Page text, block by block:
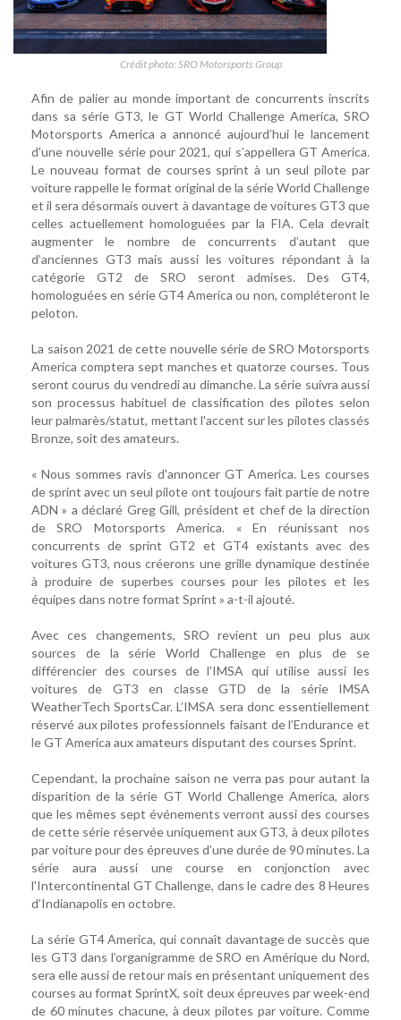
Crédit photo: SRO Motorsports Group
Afin de palier au monde important de concurrents inscrits
dans sa série GT3, le GT World Challenge America, SRO
Motorsports America a annoncé aujourd’hui le lancement
d'une nouvelle série pour 2021, qui s’appellera GT America.
Le nouveau format de courses sprint à un seul pilote par
voiture rappelle le format original de la série World Challenge
et il sera désormais ouvert à davantage de voitures GT3 que
celles actuellement homologuées par la FIA. Cela devrait
augmenter le nombre de concurrents d’autant que
d’anciennes GT3 mais aussi les voitures répondant à la
catégorie GT2 de SRO seront admises. Des GT4,
homologuées en série GT4 America ou non, compléteront le
peloton.
La saison 2021 de cette nouvelle série de SRO Motorsports
America comptera sept manches et quatorze courses. Tous
seront courus du vendredi au dimanche. La série suivra aussi
son processus habituel de classification des pilotes selon
leur palmarès/statut, mettant l'accent sur les pilotes classés
Bronze, soit des amateurs.
« Nous sommes ravis d'annoncer GT America. Les courses
de sprint avec un seul pilote ont toujours fait partie de notre
ADN » a déclaré Greg Gill, président et chef de la direction
de SRO Motorsports America. « En réunissant nos
concurrents de sprint GT2 et GT4 existants avec des
voitures GT3, nous créerons une grille dynamique destinée
à produire de superbes courses pour les pilotes et les
équipes dans notre format Sprint » a-t-il ajouté.
Avec ces changements, SRO revient un peu plus aux
sources de la série World Challenge en plus de se
différencier des courses de l’IMSA qui utilise aussi les
voitures de GT3 en classe GTD de la série IMSA
WeatherTech SportsCar. L’IMSA sera donc essentiellement
réservé aux pilotes professionnels faisant de l’Endurance et
le GT America aux amateurs disputant des courses Sprint.
Cependant, la prochaine saison ne verra pas pour autant la
disparition de la série GT World Challenge America, alors
que les mêmes sept événements verront aussi des courses
de cette série réservée uniquement aux GT3, à deux pilotes
par voiture pour des épreuves d’une durée de 90 minutes. La
série aura aussi une course en conjonction avec
l'Intercontinental GT Challenge, dans le cadre des 8 Heures
d’Indianapolis en octobre.
La série GT4 America, qui connaît davantage de succès que
les GT3 dans l’organigramme de SRO en Amérique du Nord,
sera elle aussi de retour mais en présentant uniquement des
courses au format SprintX, soit deux épreuves par week-end
de 60 minutes chacune, à deux pilotes par voiture. Comme